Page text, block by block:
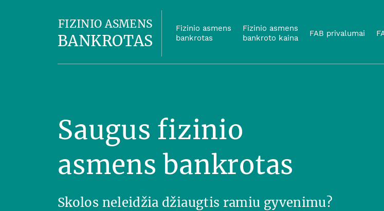
FIZINIO ASMENS
BANKROTAS
Fizinio asmens
bankrotas
Fizinio asmens
bankroto kaina
FAB privalumai
Saugus fizinio
asmens bankrotas
Skolos neleidžia džiaugtis ramiu gyvenimu?